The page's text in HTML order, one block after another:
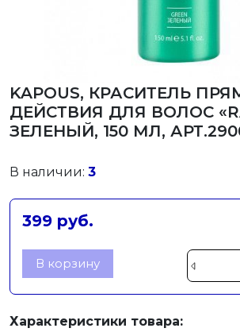
KAPOUS, КРАСИТЕЛЬ
ДЕЙСТВИЯ ДЛЯ ВОЛОС
ЗЕЛЕНЫЙ, 150 МЛ,
В наличии: 3
399 руб.
В корзину
Характеристики товара: